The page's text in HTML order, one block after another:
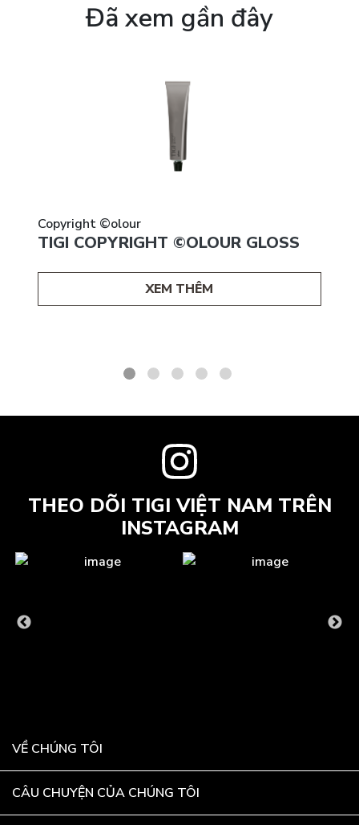
Đã xem gần đây
Copyright ©olour
TIGI COPYRIGHT ©OLOUR GLOSS
XEM THÊM
THEO DÕI TIGI VIỆT NAM TRÊN
INSTAGRAM
VỀ CHÚNG TÔI
CÂU CHUYỆN CỦA CHÚNG TÔI